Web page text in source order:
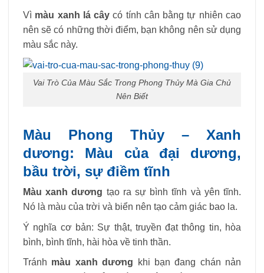
Vì màu xanh lá cây có tính cân bằng tự nhiên cao
nên sẽ có những thời điểm, bạn không nên sử dụng
màu sắc này.
Vai Trò Của Màu Sắc Trong Phong Thủy Mà Gia Chủ
Nên Biết
Màu Phong Thủy – Xanh
dương: Màu của đại dương,
bầu trời, sự điềm tĩnh
Màu xanh dương tạo ra sự bình tĩnh và yên tĩnh.
Nó là màu của trời và biển nên tạo cảm giác bao la.
Ý nghĩa cơ bản: Sự thật, truyền đạt thông tin, hòa
bình, bình tĩnh, hài hòa về tinh thần.
Tránh màu xanh dương khi bạn đang chán nản